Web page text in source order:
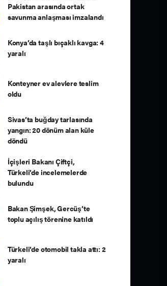
Pakistan arasında ortak
savunma anlaşması imzalandı
Konya’da taşlı bıçaklı kavga: 4
yaralı
Konteyner ev alevlere teslim
oldu
Sivas’ta buğday tarlasında
yangın: 20 dönüm alan küle
döndü
İçişleri Bakanı Çiftçi,
Türkeli’de incelemelerde
bulundu
Bakan Şimşek, Gercüş’te
toplu açılış törenine katıldı
Türkeli’de otomobil takla attı: 2
yaralı